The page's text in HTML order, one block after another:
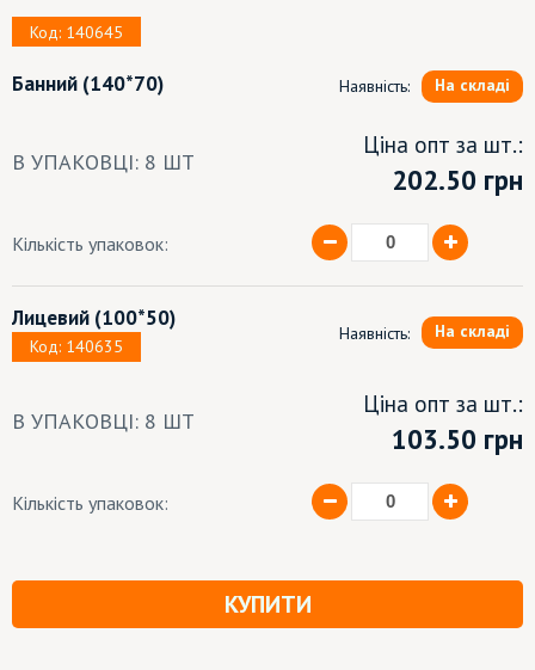
Код: 140645
Банний (140*70) Наявність: На складі
В УПАКОВЦІ: 8 ШТ
Ціна опт за шт.:
202.50 грн
Кількість упаковок:
Лицевий (100*50)
Код: 140635
Наявність: На складі
В УПАКОВЦІ: 8 ШТ
Ціна опт за шт.:
103.50 грн
Кількість упаковок:
КУПИТИ